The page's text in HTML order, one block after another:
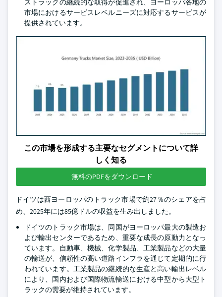
ストラックの継続的な取得が促進され、ヨーロッパ各地の
市場におけるサービスレベルニーズに対応するサービスが
提供されています。
この市場を形成する主要なセグメントについて詳
しく知る
無料のPDFをダウンロード
ドイツは西ヨーロッパのトラック市場で約27％のシェアを占
め、2025年には85億ドルの収益を生み出しました。
ドイツのトラック市場は、同国がヨーロッパ最大の製造お
よび輸出センターであるため、重要な成長の原動力となっ
ています。自動車、機械、化学製品、工業製品などの大量
の輸送が、信頼性の高い道路インフラを通じて定期的に行
われています。工業製品の継続的な生産と高い輸出レベル
により、国内および国際物流輸送における中型から大型ト
ラックの需要が維持されています。